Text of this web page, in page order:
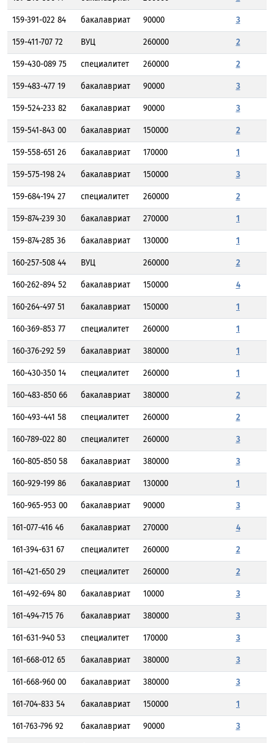
159-391-022 84 бакалавриат 90000 3
159-411-707 72 ВУЦ 260000 2
159-430-089 75 специалитет 260000 2
159-483-477 19 бакалавриат 90000 3
159-524-233 82 бакалавриат 90000 3
159-541-843 00 бакалавриат 150000 2
159-558-651 26 бакалавриат 170000 1
159-575-198 24 бакалавриат 150000 3
159-684-194 27 специалитет 260000 2
159-874-239 30 бакалавриат 270000 1
159-874-285 36 бакалавриат 130000 1
160-257-508 44 ВУЦ 260000 2
160-262-894 52 бакалавриат 150000 4
160-264-497 51 бакалавриат 150000 1
160-369-853 77 специалитет 260000 1
160-376-292 59 бакалавриат 380000 1
160-430-350 14 специалитет 260000 1
160-483-850 66 бакалавриат 380000 2
160-493-441 58 специалитет 260000 2
160-789-022 80 специалитет 260000 3
160-805-850 58 бакалавриат 380000 3
160-929-199 86 бакалавриат 130000 1
160-965-953 00 бакалавриат 90000 3
161-077-416 46 бакалавриат 270000 4
161-394-631 67 специалитет 260000 2
161-421-650 29 специалитет 260000 2
161-492-694 80 бакалавриат 10000 3
161-494-715 76 бакалавриат 380000 3
161-631-940 53 специалитет 170000 3
161-668-012 65 бакалавриат 380000 3
161-668-960 00 бакалавриат 380000 3
161-704-833 54 бакалавриат 150000 1
161-763-796 92 бакалавриат 90000 3